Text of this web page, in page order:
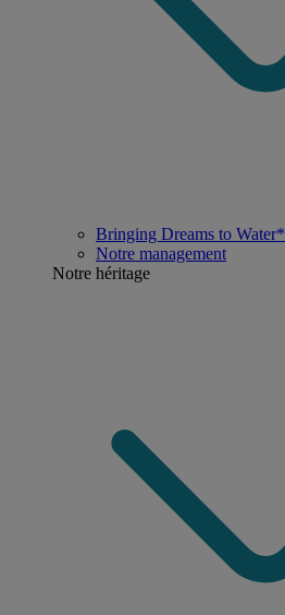
Bringing Dreams to Water*
Notre management
Notre héritage